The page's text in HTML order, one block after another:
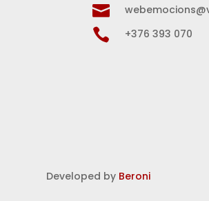

 +376 393 070
Developed by Beroni